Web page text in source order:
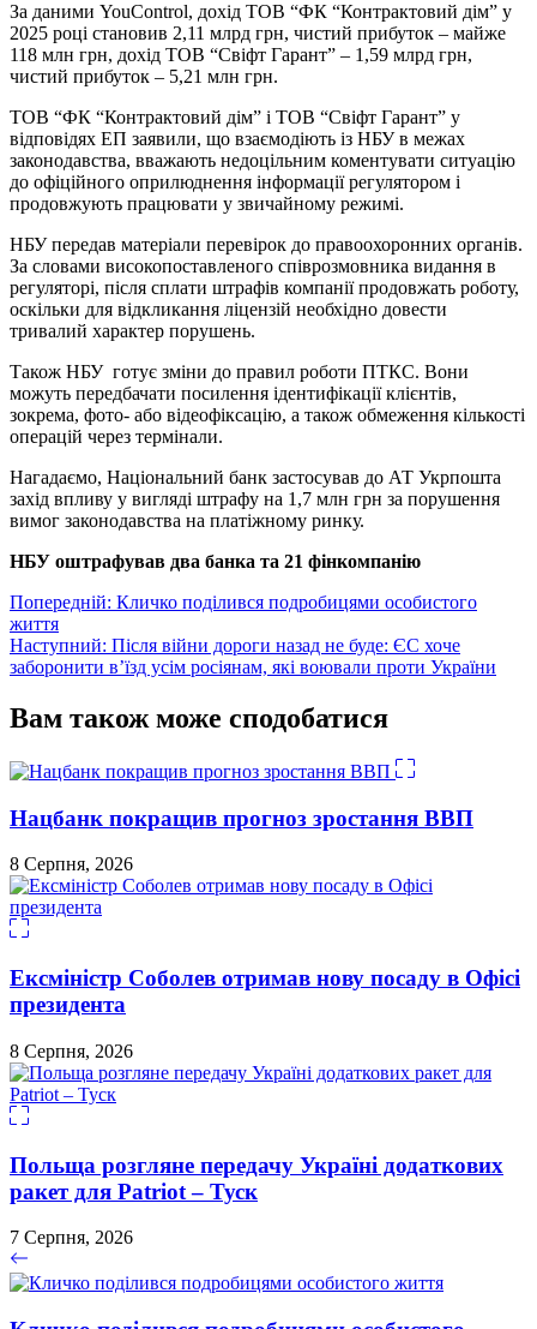
За даними YouControl, дохід ТОВ “ФК “Контрактовий дім” у
2025 році становив 2,11 млрд грн, чистий прибуток – майже
118 млн грн, дохід ТОВ “Свіфт Гарант” – 1,59 млрд грн,
чистий прибуток – 5,21 млн грн.
ТОВ “ФК “Контрактовий дім” і ТОВ “Свіфт Гарант” у
відповідях ЕП заявили, що взаємодіють із НБУ в межах
законодавства, вважають недоцільним коментувати ситуацію
до офіційного оприлюднення інформації регулятором і
продовжують працювати у звичайному режимі.
НБУ передав матеріали перевірок до правоохоронних органів.
За словами високопоставленого співрозмовника видання в
регуляторі, після сплати штрафів компанії продовжать роботу,
оскільки для відкликання ліцензій необхідно довести
тривалий характер порушень.
Також НБУ готує зміни до правил роботи ПТКС. Вони
можуть передбачати посилення ідентифікації клієнтів,
зокрема, фото- або відеофіксацію, а також обмеження кількості
операцій через термінали.
Нагадаємо, Національний банк застосував до АТ Укрпошта
захід впливу у вигляді штрафу на 1,7 млн грн за порушення
вимог законодавства на платіжному ринку.
НБУ оштрафував два банка та 21 фінкомпанію
Навігація
записів
Попередній: Кличко поділився подробицями особистого
життя
Наступний: Після війни дороги назад не буде: ЄС хоче
заборонити в’їзд усім росіянам, які воювали проти України
Вам також може сподобатися
Нацбанк покращив прогноз зростання ВВП
8 Серпня, 2026
Ексміністр Соболев отримав нову посаду в Офісі
президента
8 Серпня, 2026
Польща розгляне передачу Україні додаткових
ракет для Patriot – Туск
7 Серпня, 2026